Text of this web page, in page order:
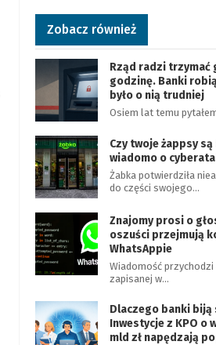
Zobacz również
Rząd radzi trzymać
godzinę. Banki
było o nią trudniej
Osiem lat temu
Czy twoje żappsy
wiadomo o
Żabka potwierdziła
do części swojego…
Znajomy prosi o
oszuści przejmują
WhatsAppie
Wiadomość
zapisanej w…
Dlaczego banki biją
Inwestycje z KPO o
mld zł napędzają